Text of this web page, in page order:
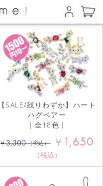
【SALE/残りわずか】ハート
ハグベアー
｜全18色｜
¥3,300 （税込） ¥ 1,650
（税込）